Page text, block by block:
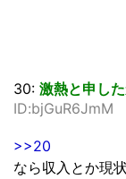
30: 激熱と申し
ID:bjGuR6JmM
>>20
なら収入とか現